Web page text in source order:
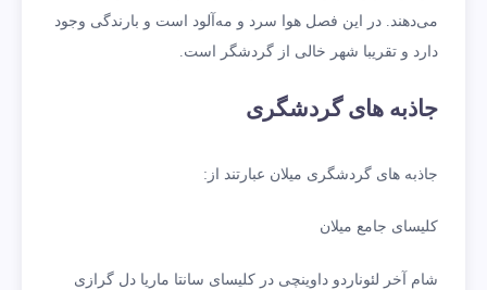
می‌دهند. در این فصل هوا سرد و مه‌آلود است و بارندگی وجود
دارد و تقریبا شهر خالی از گردشگر است.
جاذبه های گردشگری
جاذبه های گردشگری میلان عبارتند از:
کلیسای جامع میلان
شام آخر لئوناردو داوینچی در کلیسای سانتا ماریا دل گرازی